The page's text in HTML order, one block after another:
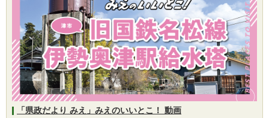
「県政だより みえ」みえのいいとこ！ 動画